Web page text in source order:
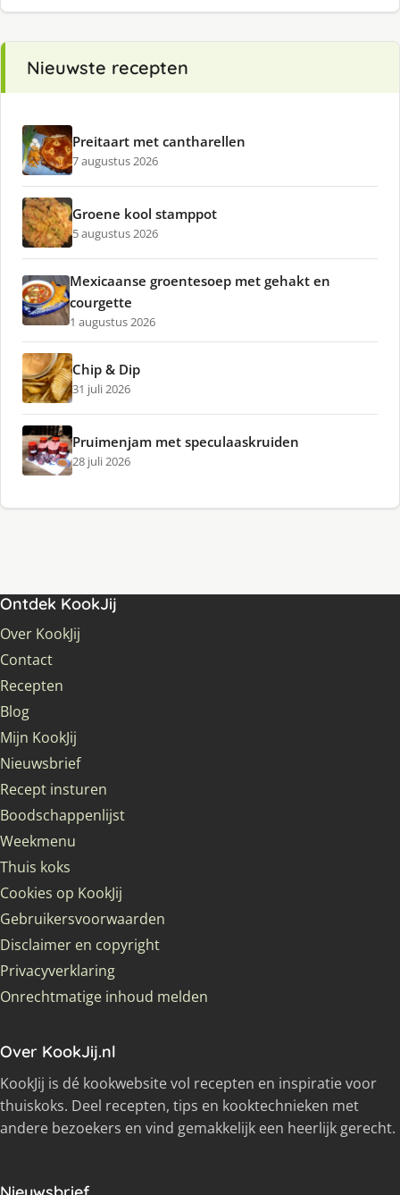
Nieuwste recepten
Preitaart met cantharellen
7 augustus 2026
Groene kool stamppot
5 augustus 2026
Mexicaanse groentesoep met gehakt en
courgette
1 augustus 2026
Chip & Dip
31 juli 2026
Pruimenjam met speculaaskruiden
28 juli 2026
Ontdek KookJij
Over KookJij
Contact
Recepten
Blog
Mijn KookJij
Nieuwsbrief
Recept insturen
Boodschappenlijst
Weekmenu
Thuis koks
Cookies op KookJij
Gebruikersvoorwaarden
Disclaimer en copyright
Privacyverklaring
Onrechtmatige inhoud melden
Over KookJij.nl
KookJij is dé kookwebsite vol recepten en inspiratie voor
thuiskoks. Deel recepten, tips en kooktechnieken met
andere bezoekers en vind gemakkelijk een heerlijk gerecht.